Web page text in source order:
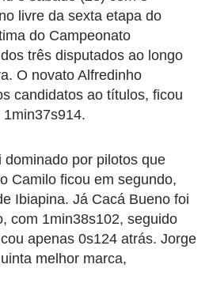
livre da sexta etapa do
do Campeonato
três disputados ao longo
O novato Alfredinho
candidatos ao títulos, ficou
dominado por pilotos que
Camilo ficou em segundo,
Ibiapina. Já Cacá Bueno foi
com 1min38s102, seguido
apenas 0s124 atrás. Jorge
melhor marca,